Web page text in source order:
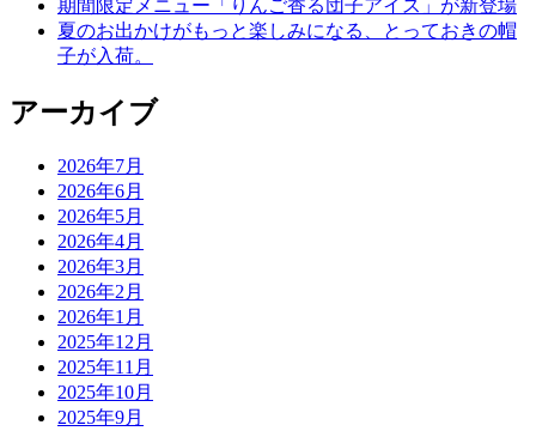
期間限定メニュー「りんご香る団子アイス」が新登場
夏のお出かけがもっと楽しみになる、とっておきの帽
子が入荷。
アーカイブ
2026年7月
2026年6月
2026年5月
2026年4月
2026年3月
2026年2月
2026年1月
2025年12月
2025年11月
2025年10月
2025年9月